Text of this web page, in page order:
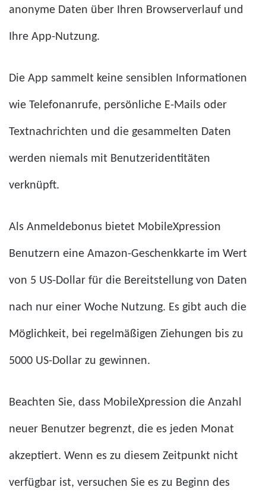
anonyme Daten über Ihren Browserverlauf und
Ihre App-Nutzung.
Die App sammelt keine sensiblen Informationen
wie Telefonanrufe, persönliche E-Mails oder
Textnachrichten und die gesammelten Daten
werden niemals mit Benutzeridentitäten
verknüpft.
Als Anmeldebonus bietet MobileXpression
Benutzern eine Amazon-Geschenkkarte im Wert
von 5 US-Dollar für die Bereitstellung von Daten
nach nur einer Woche Nutzung. Es gibt auch die
Möglichkeit, bei regelmäßigen Ziehungen bis zu
5000 US-Dollar zu gewinnen.
Beachten Sie, dass MobileXpression die Anzahl
neuer Benutzer begrenzt, die es jeden Monat
akzeptiert. Wenn es zu diesem Zeitpunkt nicht
verfügbar ist, versuchen Sie es zu Beginn des